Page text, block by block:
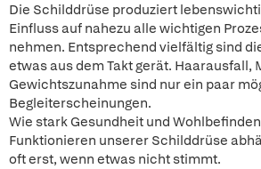
Die Schilddrüse produziert
Einfluss auf nahezu alle wichtigen
nehmen. Entsprechend vielfältig sind
etwas aus dem Takt gerät. Haarausfall,
Gewichtszunahme sind nur ein paar
Begleiterscheinungen.
Wie stark Gesundheit und
Funktionieren unserer Schilddrüse
oft erst, wenn etwas nicht stimmt.